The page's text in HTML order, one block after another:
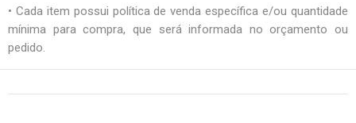
• Cada item possui política de venda específica e/ou quantidade
mínima para compra, que será informada no orçamento ou
pedido.